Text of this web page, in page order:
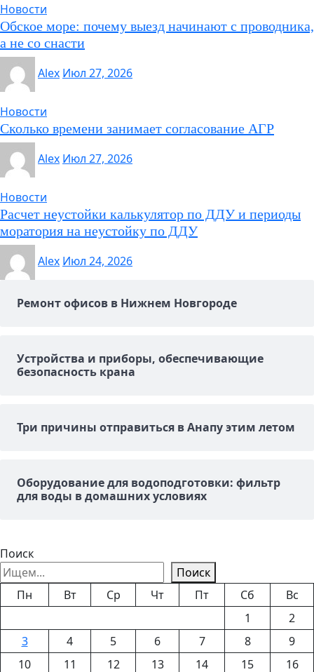
Новости
Обское море: почему выезд начинают с проводника,
а не со снасти
Alex Июл 27, 2026
Новости
Сколько времени занимает согласование АГР
Alex Июл 27, 2026
Новости
Расчет неустойки калькулятор по ДДУ и периоды
моратория на неустойку по ДДУ
Alex Июл 24, 2026
Ремонт офисов в Нижнем Новгороде
Устройства и приборы, обеспечивающие
безопасность крана
Три причины отправиться в Анапу этим летом
Оборудование для водоподготовки: фильтр
для воды в домашних условиях
Поиск
Поиск
Пн
Вт Ср Чт Пт Сб
Вс
1
2
3
4 5 6 7 8
9
10
11 12 13 14 15 16